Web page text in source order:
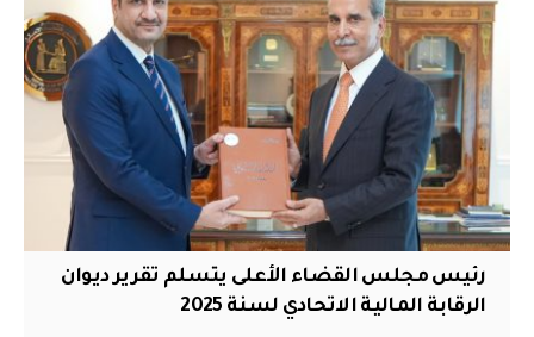
رئيس مجلس القضاء الأعلى يتسلم تقرير ديوان
الرقابة المالية الاتحادي لسنة 2025